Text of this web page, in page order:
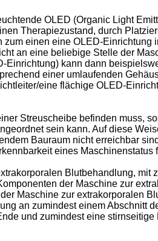
OLED (Organic Light
Therapiezustand, durch
einen eine OLED-Einrichtung
an eine beliebige Stelle der
kann dann
einer umlaufenden
eine flächige OLED-
Streuscheibe befinden muss,
sein kann. Auf diese
Bauraum nicht erreichbar
eines Maschinenstatus
Blutbehandlung, mit
der Maschine zur
Maschine zur extrakorporalen
an zumindest einem Abschnitt
und zumindest eine